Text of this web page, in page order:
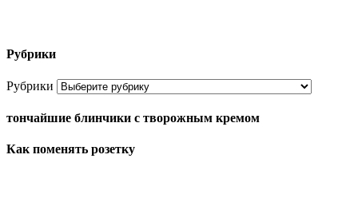
Рубрики
Рубрики
тончайшие блинчики с творожным кремом
Как поменять розетку